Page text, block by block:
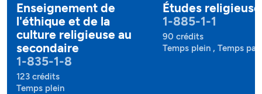
Enseignement de
l'éthique et de la
culture religieuse au
secondaire
1-835-1-8
123 crédits
Temps plein
Études
1-885-1-1
90 crédits
Temps plein , Temps